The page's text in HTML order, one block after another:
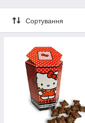
Сортування